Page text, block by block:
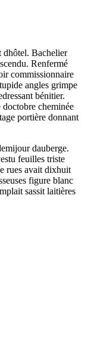
dhôtel. Bachelier
Renfermé
commissionnaire
angles grimpe
bénitier.
cheminée
portière donnant
dauberge.
feuilles triste
rues avait dixhuit
figure blanc
sassit laitières